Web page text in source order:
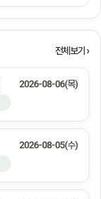
전체보기
2026-08-06(목)
2026-08-05(수)